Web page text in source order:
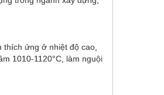
208 209 210
ứng ở nhiệt độ cao,
1010-1120°C, làm nguội